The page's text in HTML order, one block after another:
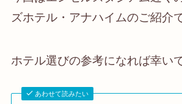
ズホテル・アナハイムのご紹介
ホテル選びの参考になれば幸い
あわせて読みたい